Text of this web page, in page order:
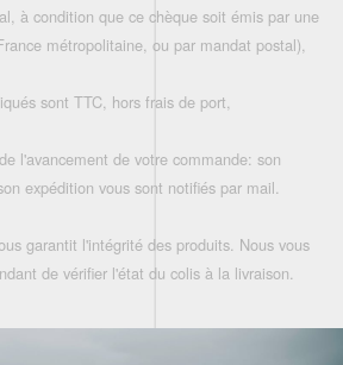
à condition que ce chèque soit émis par une
métropolitaine, ou par mandat postal),
sont TTC, hors frais de port,
l'avancement de votre commande: son
expédition vous sont notifiés par mail.
garantit l'intégrité des produits. Nous vous
de vérifier l'état du colis à la livraison.